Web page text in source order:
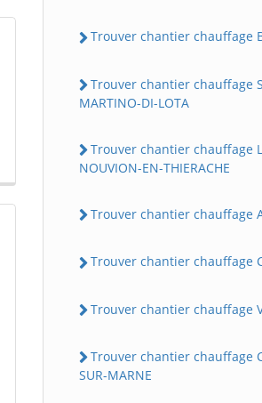
Trouver chantier chauffage
Trouver chantier chauffage
MARTINO-DI-LOTA
Trouver chantier chauffage
NOUVION-EN-THIERACHE
Trouver chantier chauffage
Trouver chantier chauffage
Trouver chantier chauffage
Trouver chantier chauffage
SUR-MARNE